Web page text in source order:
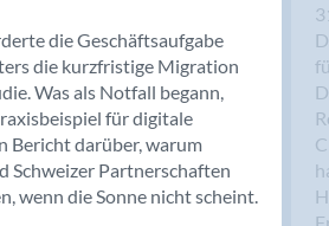
die Geschäftsaufgabe
die kurzfristige Migration
Was als Notfall begann,
für digitale
Bericht darüber, warum
Schweizer Partnerschaften
wenn die Sonne nicht scheint.